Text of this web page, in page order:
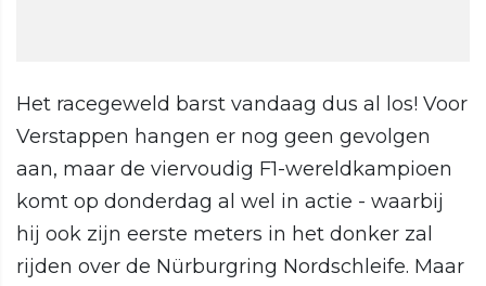
Het racegeweld barst vandaag dus al los! Voor
Verstappen hangen er nog geen gevolgen
aan, maar de viervoudig F1-wereldkampioen
komt op donderdag al wel in actie - waarbij
hij ook zijn eerste meters in het donker zal
rijden over de Nürburgring Nordschleife. Maar